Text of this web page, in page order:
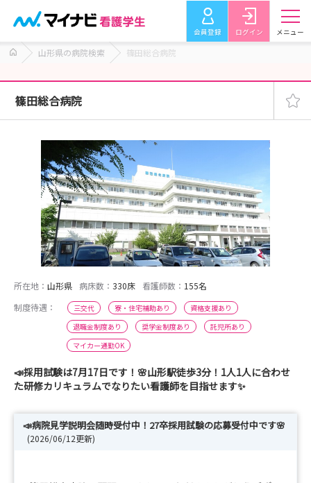
会員登録 ログイン メニュー
山形県の病院検索 篠田総合病院
篠田総合病院
所在地： 山形県 病床数： 330床 看護師数： 155名
制度待遇：
三交代 寮・住宅補助あり
資格支援あり
退職金制度あり
奨学金制度あり
託児所あり
マイカー通勤OK
📣採用試験は7月17日です！🌸山形駅徒歩3分！1人1人に合わせ
た研修カリキュラムでなりたい看護師を目指せます✨
📣病院見学説明会随時受付中！27卒採用試験の応募受付中です🌸
(2026/06/12更新)